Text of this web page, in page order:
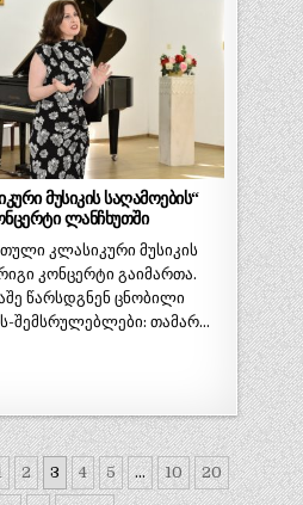
მუსიკის საღამოების“
ლანჩხუთში
კლასიკური მუსიკის
კონცერტი გაიმართა.
წარსდგნენ ცნობილი
შემსრულებლები: თამარ…
2 3 4 5 ... 10 20